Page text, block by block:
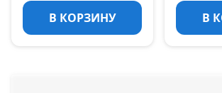
В КОРЗИНУ В